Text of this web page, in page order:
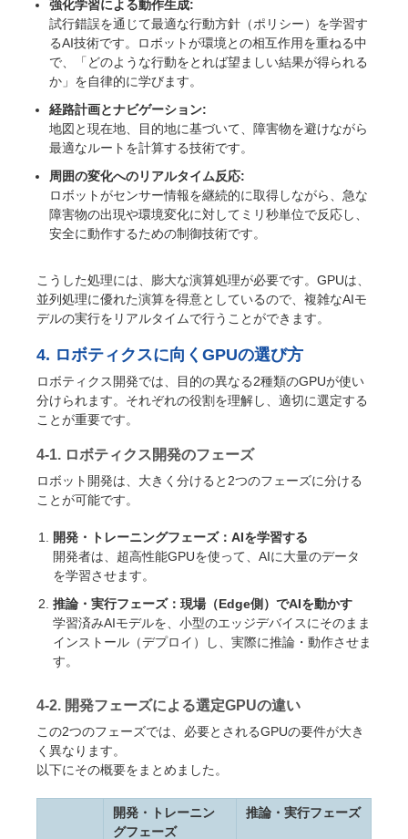
強化学習による動作生成:
試行錯誤を通じて最適な行動方針（ポリシー）を学習す
るAI技術です。ロボットが環境との相互作用を重ねる中
で、「どのような行動をとれば望ましい結果が得られる
か」を自律的に学びます。
経路計画とナビゲーション:
地図と現在地、目的地に基づいて、障害物を避けながら
最適なルートを計算する技術です。
周囲の変化へのリアルタイム反応:
ロボットがセンサー情報を継続的に取得しながら、急な
障害物の出現や環境変化に対してミリ秒単位で反応し、
安全に動作するための制御技術です。
こうした処理には、膨大な演算処理が必要です。GPUは、
並列処理に優れた演算を得意としているので、複雑なAIモ
デルの実行をリアルタイムで行うことができます。
4. ロボティクスに向くGPUの選び方
ロボティクス開発では、目的の異なる2種類のGPUが使い
分けられます。それぞれの役割を理解し、適切に選定する
ことが重要です。
4-1. ロボティクス開発のフェーズ
ロボット開発は、大きく分けると2つのフェーズに分ける
ことが可能です。
開発・トレーニングフェーズ：AIを学習する
開発者は、超高性能GPUを使って、AIに大量のデータ
を学習させます。
推論・実行フェーズ：現場（Edge側）でAIを動かす
学習済みAIモデルを、小型のエッジデバイスにそのまま
インストール（デプロイ）し、実際に推論・動作させま
す。
4-2. 開発フェーズによる選定GPUの違い
この2つのフェーズでは、必要とされるGPUの要件が大き
く異なります。
以下にその概要をまとめました。
開発・トレーニン
グフェーズ
推論・実行フェーズ